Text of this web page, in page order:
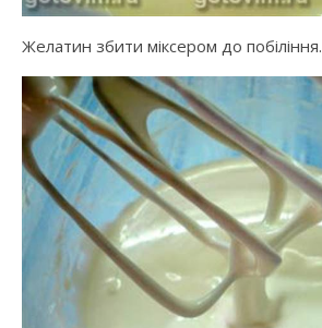
Желатин збити міксером до побіління.